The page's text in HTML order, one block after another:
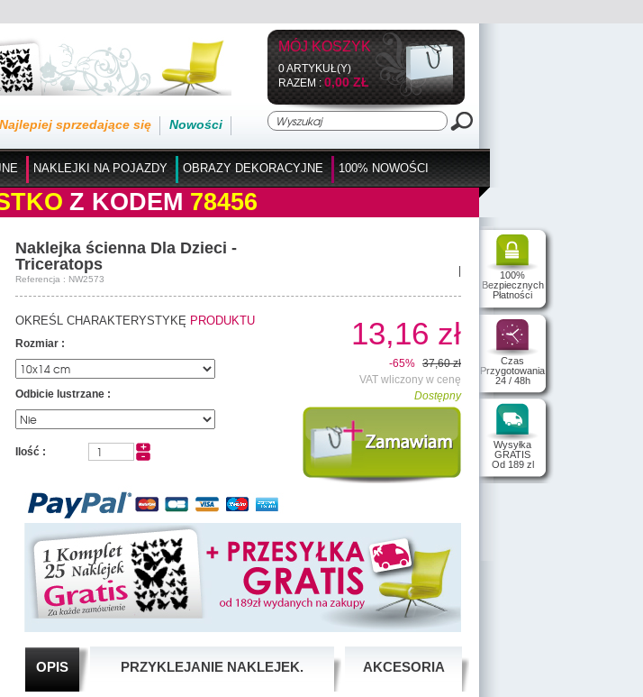
Nowości
Najlepiej sprzedające się
MÓJ KOSZYK
0 ARTYKUŁ(Y)
RAZEM :0,00 ZŁ
NAKLEJKI NA POJAZDY OBRAZY DEKORACYJNE 100% NOWOŚCI
Z KODEM 78456
100%
Bezpiecznych
Płatności
Czas
Przygotowania
24 / 48h
Wysyłka
GRATIS
Od 189 zl
Naklejka ścienna Dla Dzieci -
Triceratops
Referencja : NW2573
|
OKREŚL CHARAKTERYSTYKĘ PRODUKTU
Rozmiar :
Odbicie lustrzane :
Ilość :
13,16 zł
-65% 37,60 zł
VAT wliczony w cenę
Dostępny
OPIS PRZYKLEJANIE NAKLEJEK. AKCESORIA